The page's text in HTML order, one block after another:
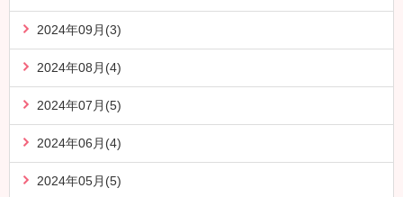
2024年09月(3)
2024年08月(4)
2024年07月(5)
2024年06月(4)
2024年05月(5)